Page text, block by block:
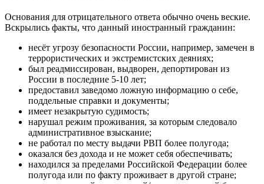
Основания для отрицательного ответа обычно очень веские.
Вскрылись факты, что данный иностранный гражданин:
несёт угрозу безопасности России, например, замечен в
террористических и экстремистских деяниях;
был реадмиссирован, выдворен, депортирован из
России в последние 5-10 лет;
предоставил заведомо ложную информацию о себе,
поддельные справки и документы;
имеет незакрытую судимость;
нарушал режим проживания, за которым следовало
административное взыскание;
не работал по месту выдачи РВП более полугода;
оказался без дохода и не может себя обеспечивать;
находился за пределами Российской Федерации более
полугода или по факту проживает в другой стране;